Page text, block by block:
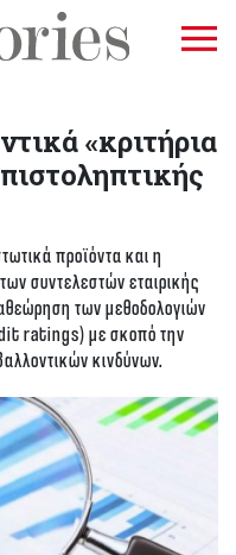
«κριτήρια
προϊόντα και η
συντελεστών εταιρικής
των μεθοδολογιών
ratings) με σκοπό την
κινδύνων.